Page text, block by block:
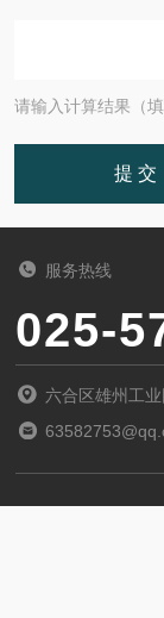
请输入计算结果（
服务热线
025-
六合区雄州工